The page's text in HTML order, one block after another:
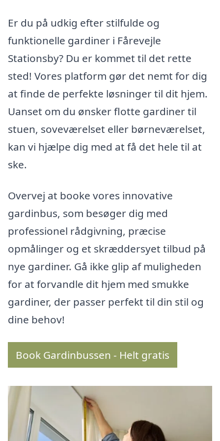
Er du på udkig efter stilfulde og
funktionelle gardiner i Fårevejle
Stationsby? Du er kommet til det rette
sted! Vores platform gør det nemt for dig
at finde de perfekte løsninger til dit hjem.
Uanset om du ønsker flotte gardiner til
stuen, soveværelset eller børneværelset,
kan vi hjælpe dig med at få det hele til at
ske.
Overvej at booke vores innovative
gardinbus, som besøger dig med
professionel rådgivning, præcise
opmålinger og et skræddersyet tilbud på
nye gardiner. Gå ikke glip af muligheden
for at forvandle dit hjem med smukke
gardiner, der passer perfekt til din stil og
dine behov!
Book Gardinbussen - Helt gratis